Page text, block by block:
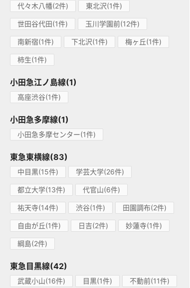
代々木八幡(2件) 東北沢(1件)
世田谷代田(1件) 玉川学園前(12件)
南新宿(1件) 下北沢(1件) 梅ヶ丘(1件)
柿生(1件)
小田急江ノ島線(1)
高座渋谷(1件)
小田急多摩線(1)
小田急多摩センター(1件)
東急東横線(83)
中目黒(15件) 学芸大学(26件)
都立大学(13件) 代官山(6件)
祐天寺(14件) 渋谷(1件) 田園調布(2件)
自由が丘(1件) 日吉(2件) 妙蓮寺(1件)
綱島(2件)
東急目黒線(42)
武蔵小山(16件) 目黒(1件) 不動前(11件)